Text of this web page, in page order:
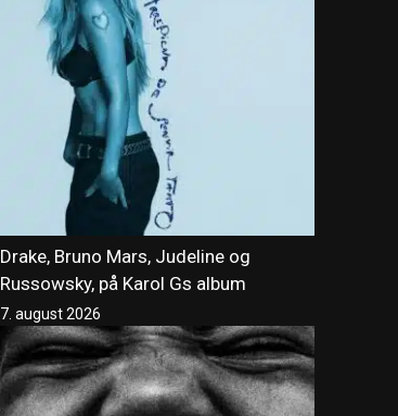
Drake, Bruno Mars, Judeline og
Russowsky, på Karol Gs album
7. august 2026